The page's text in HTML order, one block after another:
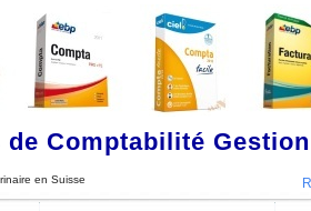
Comptabilité
en Suisse